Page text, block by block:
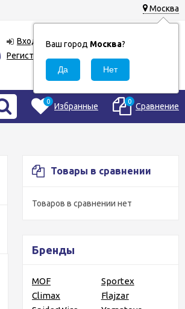
Москва
Ваш город Москва?
Вход
Регистрация
0 Избранные 0 Сравнение
Товары в сравнении
Товаров в сравнении нет
Бренды
MOF
Sportex
Climax
Flajzar